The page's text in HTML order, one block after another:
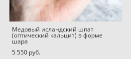
Медовый исландский шпат
(оптический кальцит) в форме
шара
5 550 pуб.